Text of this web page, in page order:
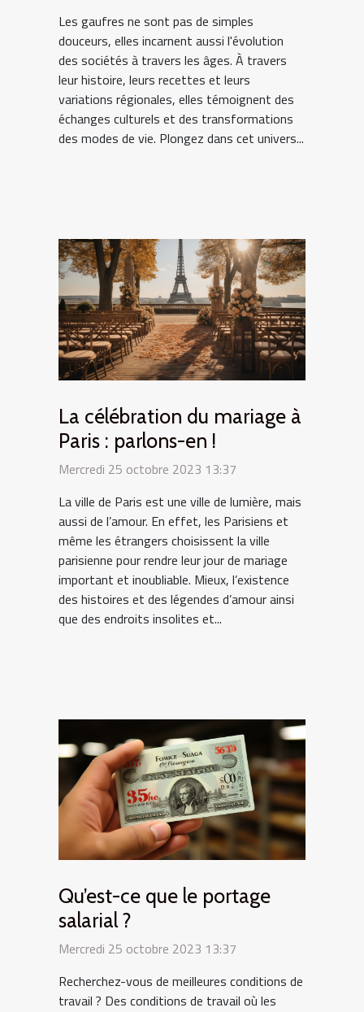
Les gaufres ne sont pas de simples
douceurs, elles incarnent aussi l'évolution
des sociétés à travers les âges. À travers
leur histoire, leurs recettes et leurs
variations régionales, elles témoignent des
échanges culturels et des transformations
des modes de vie. Plongez dans cet univers...
La célébration du mariage à
Paris : parlons-en !
Mercredi 25 octobre 2023 13:37
La ville de Paris est une ville de lumière, mais
aussi de l’amour. En effet, les Parisiens et
même les étrangers choisissent la ville
parisienne pour rendre leur jour de mariage
important et inoubliable. Mieux, l’existence
des histoires et des légendes d’amour ainsi
que des endroits insolites et...
Qu’est-ce que le portage
salarial ?
Mercredi 25 octobre 2023 13:37
Recherchez-vous de meilleures conditions de
travail ? Des conditions de travail où les